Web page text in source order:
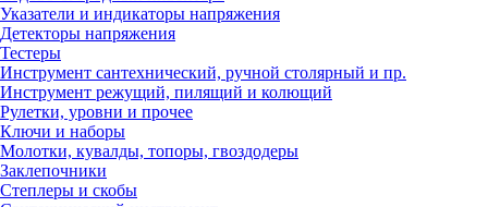
Указатели и индикаторы напряжения
Детекторы напряжения
Тестеры
Инструмент сантехнический, ручной столярный и пр.
Инструмент режущий, пилящий и колющий
Рулетки, уровни и прочее
Ключи и наборы
Молотки, кувалды, топоры, гвоздодеры
Заклепочники
Степлеры и скобы